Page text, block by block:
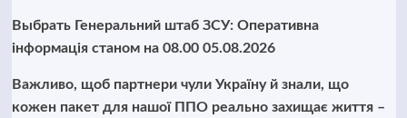
Выбрать Генеральний штаб ЗСУ: Оперативна
інформація станом на 08.00 05.08.2026
Важливо, щоб партнери чули Україну й знали, що
кожен пакет для нашої ППО реально захищає життя –